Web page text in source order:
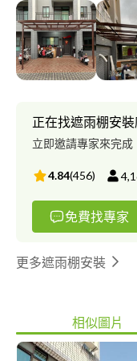
詢，品質值得您信賴 因案件多，訊息有時會漏掉，如需要報價、
場勘，歡迎來電與加賴
正在找遮雨棚安裝
立即邀請專家來完成
4.84(456)
免費找專家
更多遮雨棚安裝
相似圖片